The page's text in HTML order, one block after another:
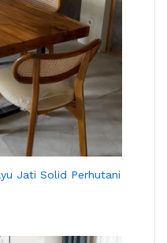
Jati Solid Perhutani